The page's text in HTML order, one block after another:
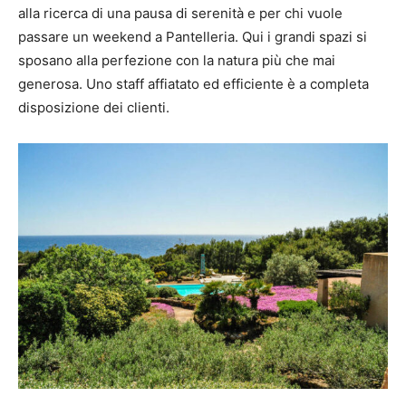
alla ricerca di una pausa di serenità e per chi vuole
passare un weekend a Pantelleria. Qui i grandi spazi si
sposano alla perfezione con la natura più che mai
generosa. Uno staff affiatato ed efficiente è a completa
disposizione dei clienti.